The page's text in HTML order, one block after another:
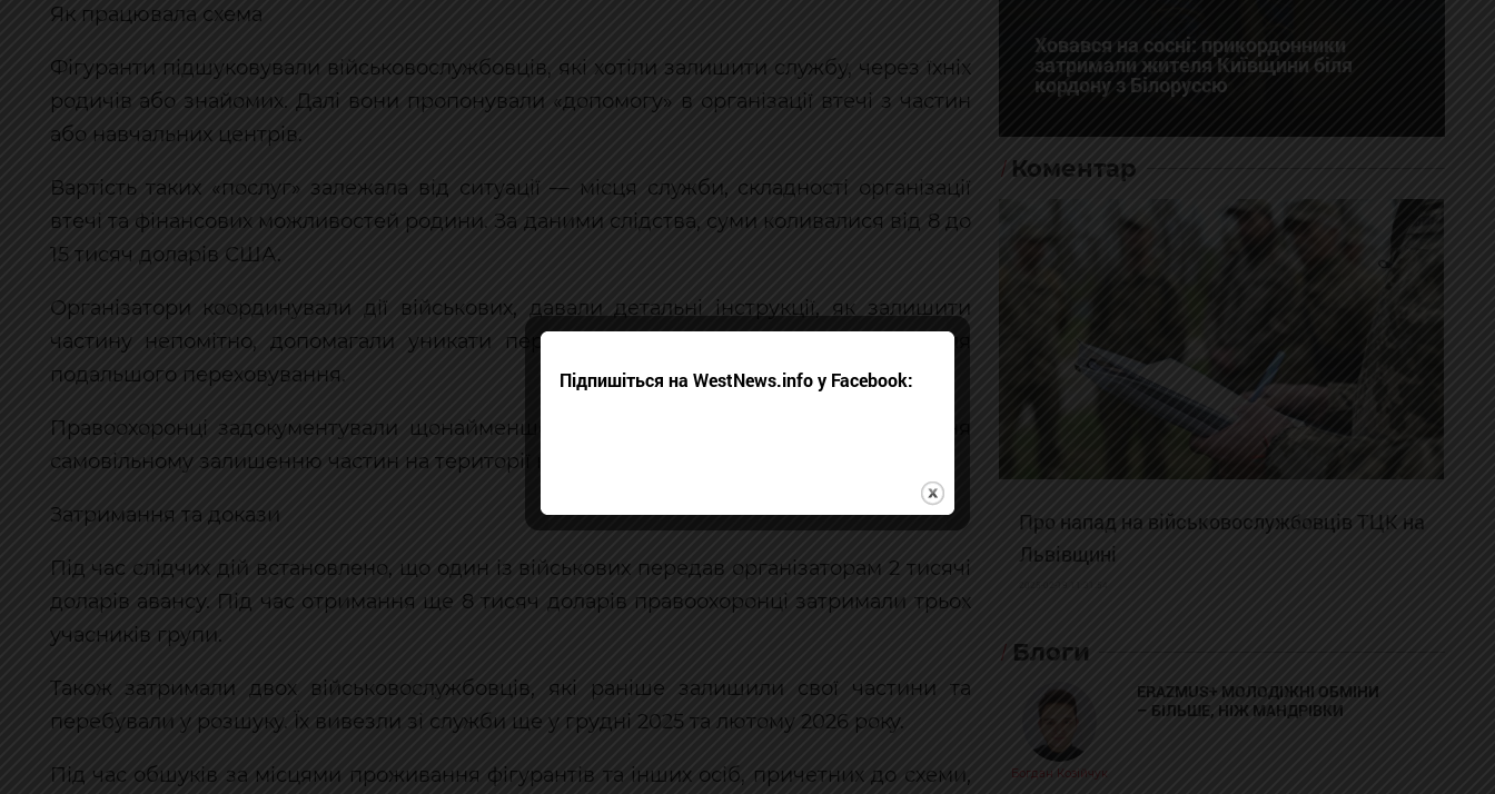
Як працювала схема
Фігуранти підшуковували військовослужбовців, які хотіли залишити службу, через їхніх
родичів або знайомих. Далі вони пропонували «допомогу» в організації втечі з частин
або навчальних центрів.
Вартість таких «послуг» залежала від ситуації — місця служби, складності організації
втечі та фінансових можливостей родини. За даними слідства, суми коливалися від 8 до
15 тисяч доларів США.
Організатори координували дії військових, давали детальні інструкції, як залишити
частину непомітно, допомагали уникати перевірок і забезпечували транспорт для
подальшого переховування.
Правоохоронці задокументували щонайменше п’ять випадків незаконного сприяння
самовільному залишенню частин на території кількох областей.
Затримання та докази
Під час слідчих дій встановлено, що один із військових передав організаторам 2 тисячі
доларів авансу. Під час отримання ще 8 тисяч доларів правоохоронці затримали трьох
учасників групи.
Також затримали двох військовослужбовців, які раніше залишили свої частини та
перебували у розшуку. Їх вивезли зі служби ще у грудні 2025 та лютому 2026 року.
Під час обшуків за місцями проживання фігурантів та інших осіб, причетних до схеми,
Ховався на сосні: прикордонники
затримали жителя Київщини біля
кордону з Білоруссю
Коментар
Про напад на військовослужбовців ТЦК на
Львівщині
Блоги
Богдан Козійчук
ERAZMUS+ МОЛОДІЖНІ ОБМІНИ
– БІЛЬШЕ, НІЖ МАНДРІВКИ
Підпишіться на WestNews.info у Facebook: